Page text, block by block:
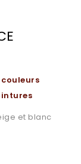
et blanc